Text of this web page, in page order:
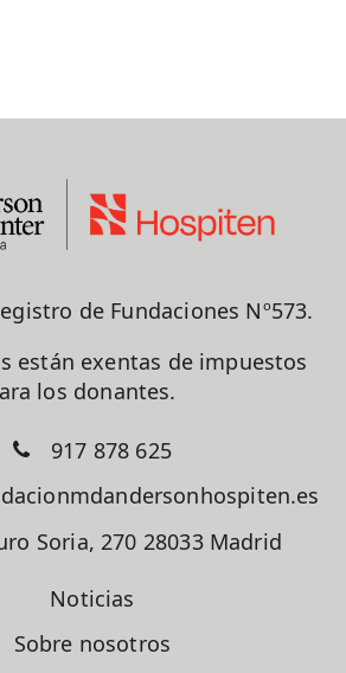
de Fundaciones Nº573.
están exentas de impuestos
los donantes.
917 878 625
Soria, 270 28033 Madrid
Noticias
Sobre nosotros